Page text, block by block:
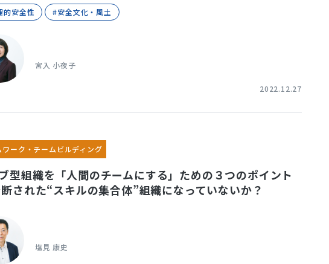
的安全性 #安全文化・風土
宮入 小夜子
2022.12.27
ワーク・チームビルディング
型組織を「人間のチームにする」ための３つのポイント
された“スキルの集合体”組織になっていないか？
塩見 康史